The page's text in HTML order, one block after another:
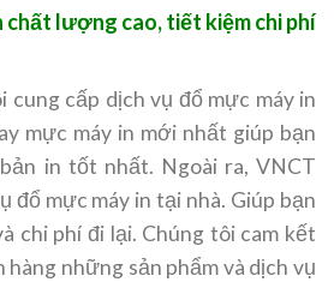
chất lượng cao, tiết kiệm chi phí
cung cấp dịch vụ đổ mực máy in
mực máy in mới nhất giúp bạn
in tốt nhất. Ngoài ra, VNCT
đổ mực máy in tại nhà. Giúp bạn
chi phí đi lại. Chúng tôi cam kết
hàng những sản phẩm và dịch vụ